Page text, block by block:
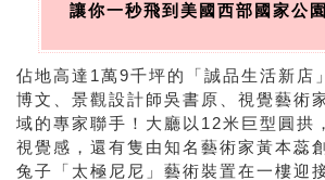
讓你一秒飛到美國西部國家公園
佔地高達1萬9千坪的「誠品生活新店
博文、景觀設計師吳書原、視覺藝術
域的專家聯手！大廳以12米巨型圓拱
視覺感，還有隻由知名藝術家黃本蕊
兔子「太極尼尼」藝術裝置在一樓迎